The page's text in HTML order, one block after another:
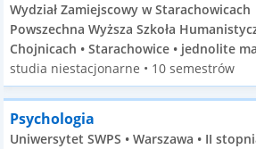
Wydział Zamiejscowy w Starachowicach
Powszechna Wyższa Szkoła
Chojnicach • Starachowice • jednolite
studia niestacjonarne • 10 semestrów
Psychologia
Uniwersytet SWPS • Warszawa • II